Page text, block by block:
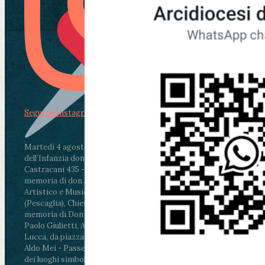
Martedì 4 agosto2026
ore 11:30 - Lucca, Scuola
dell’Infanzia don Aldo Mei - Viale Castruccio
Castracani 435 - Inaugurazione murales in
memoria di don Aldo Mei curato dal Liceo
Artistico e Musicale “Passaglia”
ore 18 - Fiano
(Pescaglia), Chiesa parrocchiale - Messa in
memoria di Don Aldo Mei celebrata da mons.
Paolo Giulietti, Arcivescovo di Lucca
ore 20.30 -
Lucca, da piazza San Michele al Cippo di don
Aldo Mei - Passeggiata della Memoria in alcuni
dei luoghi simbolo della città. Ritrovo alle ore
Segui su Instagram